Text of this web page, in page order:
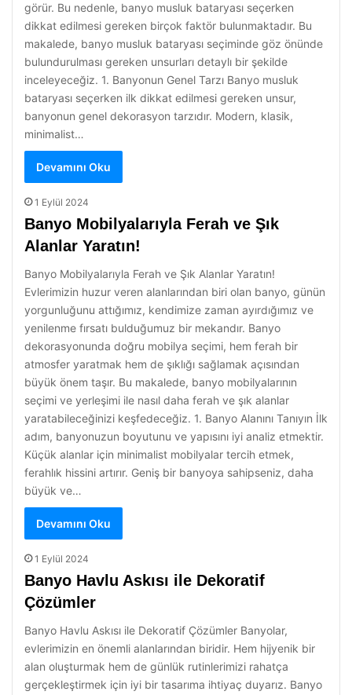
görür. Bu nedenle, banyo musluk bataryası seçerken
dikkat edilmesi gereken birçok faktör bulunmaktadır. Bu
makalede, banyo musluk bataryası seçiminde göz önünde
bulundurulması gereken unsurları detaylı bir şekilde
inceleyeceğiz. 1. Banyonun Genel Tarzı Banyo musluk
bataryası seçerken ilk dikkat edilmesi gereken unsur,
banyonun genel dekorasyon tarzıdır. Modern, klasik,
minimalist…
Devamını Oku
1 Eylül 2024
Banyo Mobilyalarıyla Ferah ve Şık
Alanlar Yaratın!
Banyo Mobilyalarıyla Ferah ve Şık Alanlar Yaratın!
Evlerimizin huzur veren alanlarından biri olan banyo, günün
yorgunluğunu attığımız, kendimize zaman ayırdığımız ve
yenilenme fırsatı bulduğumuz bir mekandır. Banyo
dekorasyonunda doğru mobilya seçimi, hem ferah bir
atmosfer yaratmak hem de şıklığı sağlamak açısından
büyük önem taşır. Bu makalede, banyo mobilyalarının
seçimi ve yerleşimi ile nasıl daha ferah ve şık alanlar
yaratabileceğinizi keşfedeceğiz. 1. Banyo Alanını Tanıyın İlk
adım, banyonuzun boyutunu ve yapısını iyi analiz etmektir.
Küçük alanlar için minimalist mobilyalar tercih etmek,
ferahlık hissini artırır. Geniş bir banyoya sahipseniz, daha
büyük ve…
Devamını Oku
1 Eylül 2024
Banyo Havlu Askısı ile Dekoratif
Çözümler
Banyo Havlu Askısı ile Dekoratif Çözümler Banyolar,
evlerimizin en önemli alanlarından biridir. Hem hijyenik bir
alan oluşturmak hem de günlük rutinlerimizi rahatça
gerçekleştirmek için iyi bir tasarıma ihtiyaç duyarız. Banyo